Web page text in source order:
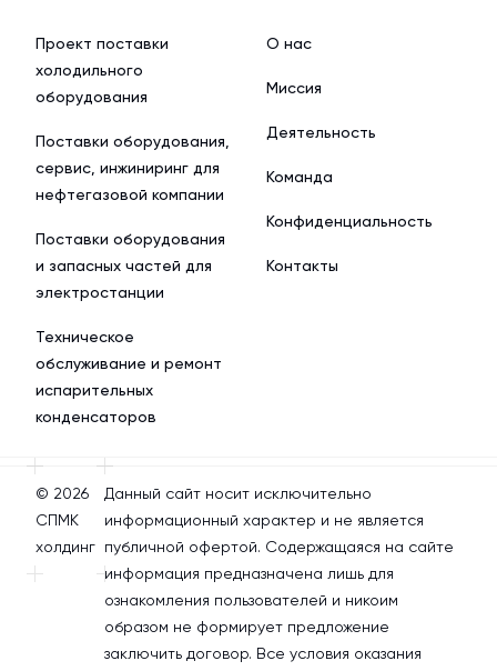
Проект поставки
холодильного
оборудования
Поставки оборудования,
сервис, инжиниринг для
нефтегазовой компании
Поставки оборудования
и запасных частей для
электростанции
Техническое
обслуживание и ремонт
испарительных
конденсаторов
О нас
Миссия
Деятельность
Команда
Конфиденциальность
Контакты
© 2026
СПМК
холдинг
Данный сайт носит исключительно
информационный характер и не является
публичной офертой. Содержащаяся на сайте
информация предназначена лишь для
ознакомления пользователей и никоим
образом не формирует предложение
заключить договор. Все условия оказания